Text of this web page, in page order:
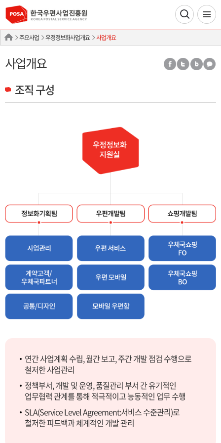
주요사업 우정정보화사업개요 사업개요
사업개요
조직 구성
연간 사업계획 수립, 월간 보고, 주간 개발 점검 수행으로
철저한 사업관리
정책부서, 개발 및 운영, 품질관리 부서 간 유기적인
업무협력 관계를 통해 적극적이고 능동적인 업무 수행
SLA(Service Level Agreement:서비스 수준관리)로
철저한 피드백과 체계적인 개발 관리